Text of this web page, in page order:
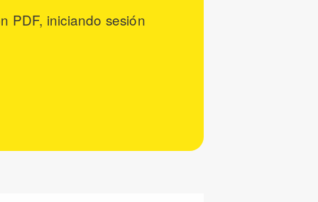
PDF, iniciando sesión